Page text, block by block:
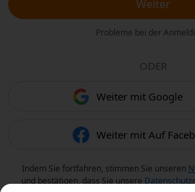
Weiter
Probleme bei der
ODER
Weiter mit Google
Weiter mit Auf
Indem Sie fortfahren, stimmen Sie unseren
und bestätigen, dass Sie unsere